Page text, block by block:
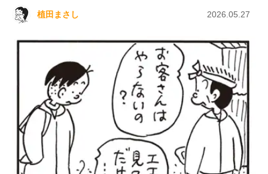
植田まさし 2026.05.27